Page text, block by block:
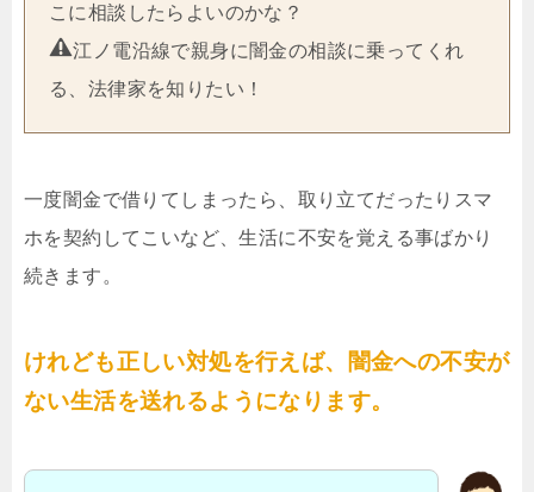
こに相談したらよいのかな？
江ノ電沿線で親身に闇金の相談に乗ってくれ
る、法律家を知りたい！
一度闇金で借りてしまったら、取り立てだったりスマ
ホを契約してこいなど、生活に不安を覚える事ばかり
続きます。
けれども正しい対処を行えば、闇金への不安が
ない生活を送れるようになります。